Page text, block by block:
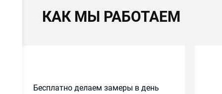
КАК МЫ РАБОТАЕМ
Бесплатно делаем замеры в день